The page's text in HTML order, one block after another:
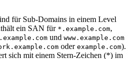
für Sub-Domains in einem Level
ein SAN für *.example.com,
und www.example.com
oder example.com).
sich mit einem Stern-Zeichen (*) im